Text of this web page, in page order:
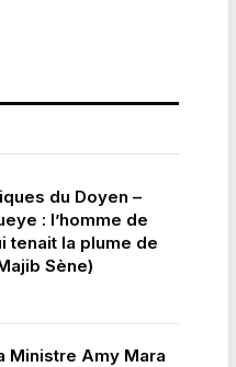
du Doyen –
: l’homme de
tenait la plume de
Sène)
Ministre Amy Mara